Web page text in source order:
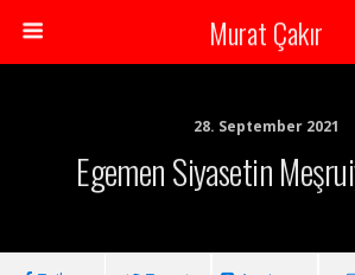
Murat Çakır
28. September 2021
Egemen Siyasetin